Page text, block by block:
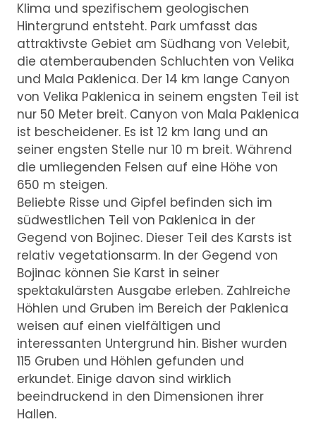
Klima und spezifischem geologischen
Hintergrund entsteht. Park umfasst das
attraktivste Gebiet am Südhang von Velebit,
die atemberaubenden Schluchten von Velika
und Mala Paklenica. Der 14 km lange Canyon
von Velika Paklenica in seinem engsten Teil ist
nur 50 Meter breit. Canyon von Mala Paklenica
ist bescheidener. Es ist 12 km lang und an
seiner engsten Stelle nur 10 m breit. Während
die umliegenden Felsen auf eine Höhe von
650 m steigen.
Beliebte Risse und Gipfel befinden sich im
südwestlichen Teil von Paklenica in der
Gegend von Bojinec. Dieser Teil des Karsts ist
relativ vegetationsarm. In der Gegend von
Bojinac können Sie Karst in seiner
spektakulärsten Ausgabe erleben. Zahlreiche
Höhlen und Gruben im Bereich der Paklenica
weisen auf einen vielfältigen und
interessanten Untergrund hin. Bisher wurden
115 Gruben und Höhlen gefunden und
erkundet. Einige davon sind wirklich
beeindruckend in den Dimensionen ihrer
Hallen.